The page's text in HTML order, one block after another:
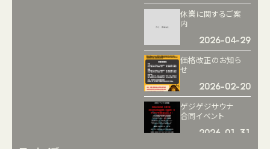
休業に関するご案
内
2026-04-29
価格改正のお知ら
せ
2026-02-20
ゲジゲジサウナ
合同イベント
2026-01-31